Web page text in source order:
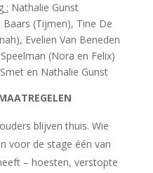
: Nathalie Gunst
Baars (Tijmen), Tine De
Evelien Van Beneden
(Nora en Felix)
en Nathalie Gunst
blijven thuis. Wie
voor de stage één van
– hoesten, verstopte